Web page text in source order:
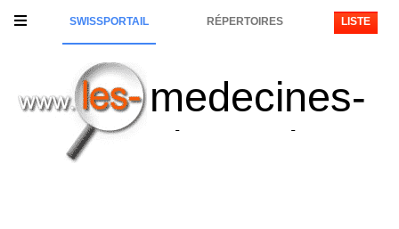
SWISSPORTAIL RÉPERTOIRES LISTE
medecines-
alternatives